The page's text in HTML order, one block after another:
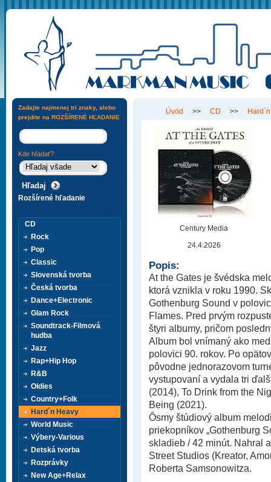
Úvod >> CD >>
Century Media
24.4.2026
Popis:
At the Gates je švédska
ktorá vznikla v roku 1990.
Gothenburg Sound v
Flames. Pred prvým
štyri albumy, pričom
Album bol vnímaný ako
polovici 90. rokov. Po
pôvodne jednorazovom
vystupovaní a vydala tri
(2014), To Drink from the
Being (2021).
Ôsmy štúdiový album
priekopníkov „Gothenburg
skladieb / 42 minút. Nahral
Street Studios (Kreator,
Roberta Samsonowitza.
Zadajte najmenej tri znaky, alebo
prejdite na ROZŠÍRENÉ HĽADANIE
Kde hľadať?
Rozšírené hľadanie
CD
Rock
Pop
Classic
Slovenská tvorba
Česká tvorba
Dance+Electronic
Glam Rock
Soundtrack-Filmová
hudba
Jazz
Rap+Hip Hop
R&B
Oldies
Country+Folk
Hard´n Heavy
World Music
Výbery-Various
Detská tvorba
Rozprávky
New Age+Relax